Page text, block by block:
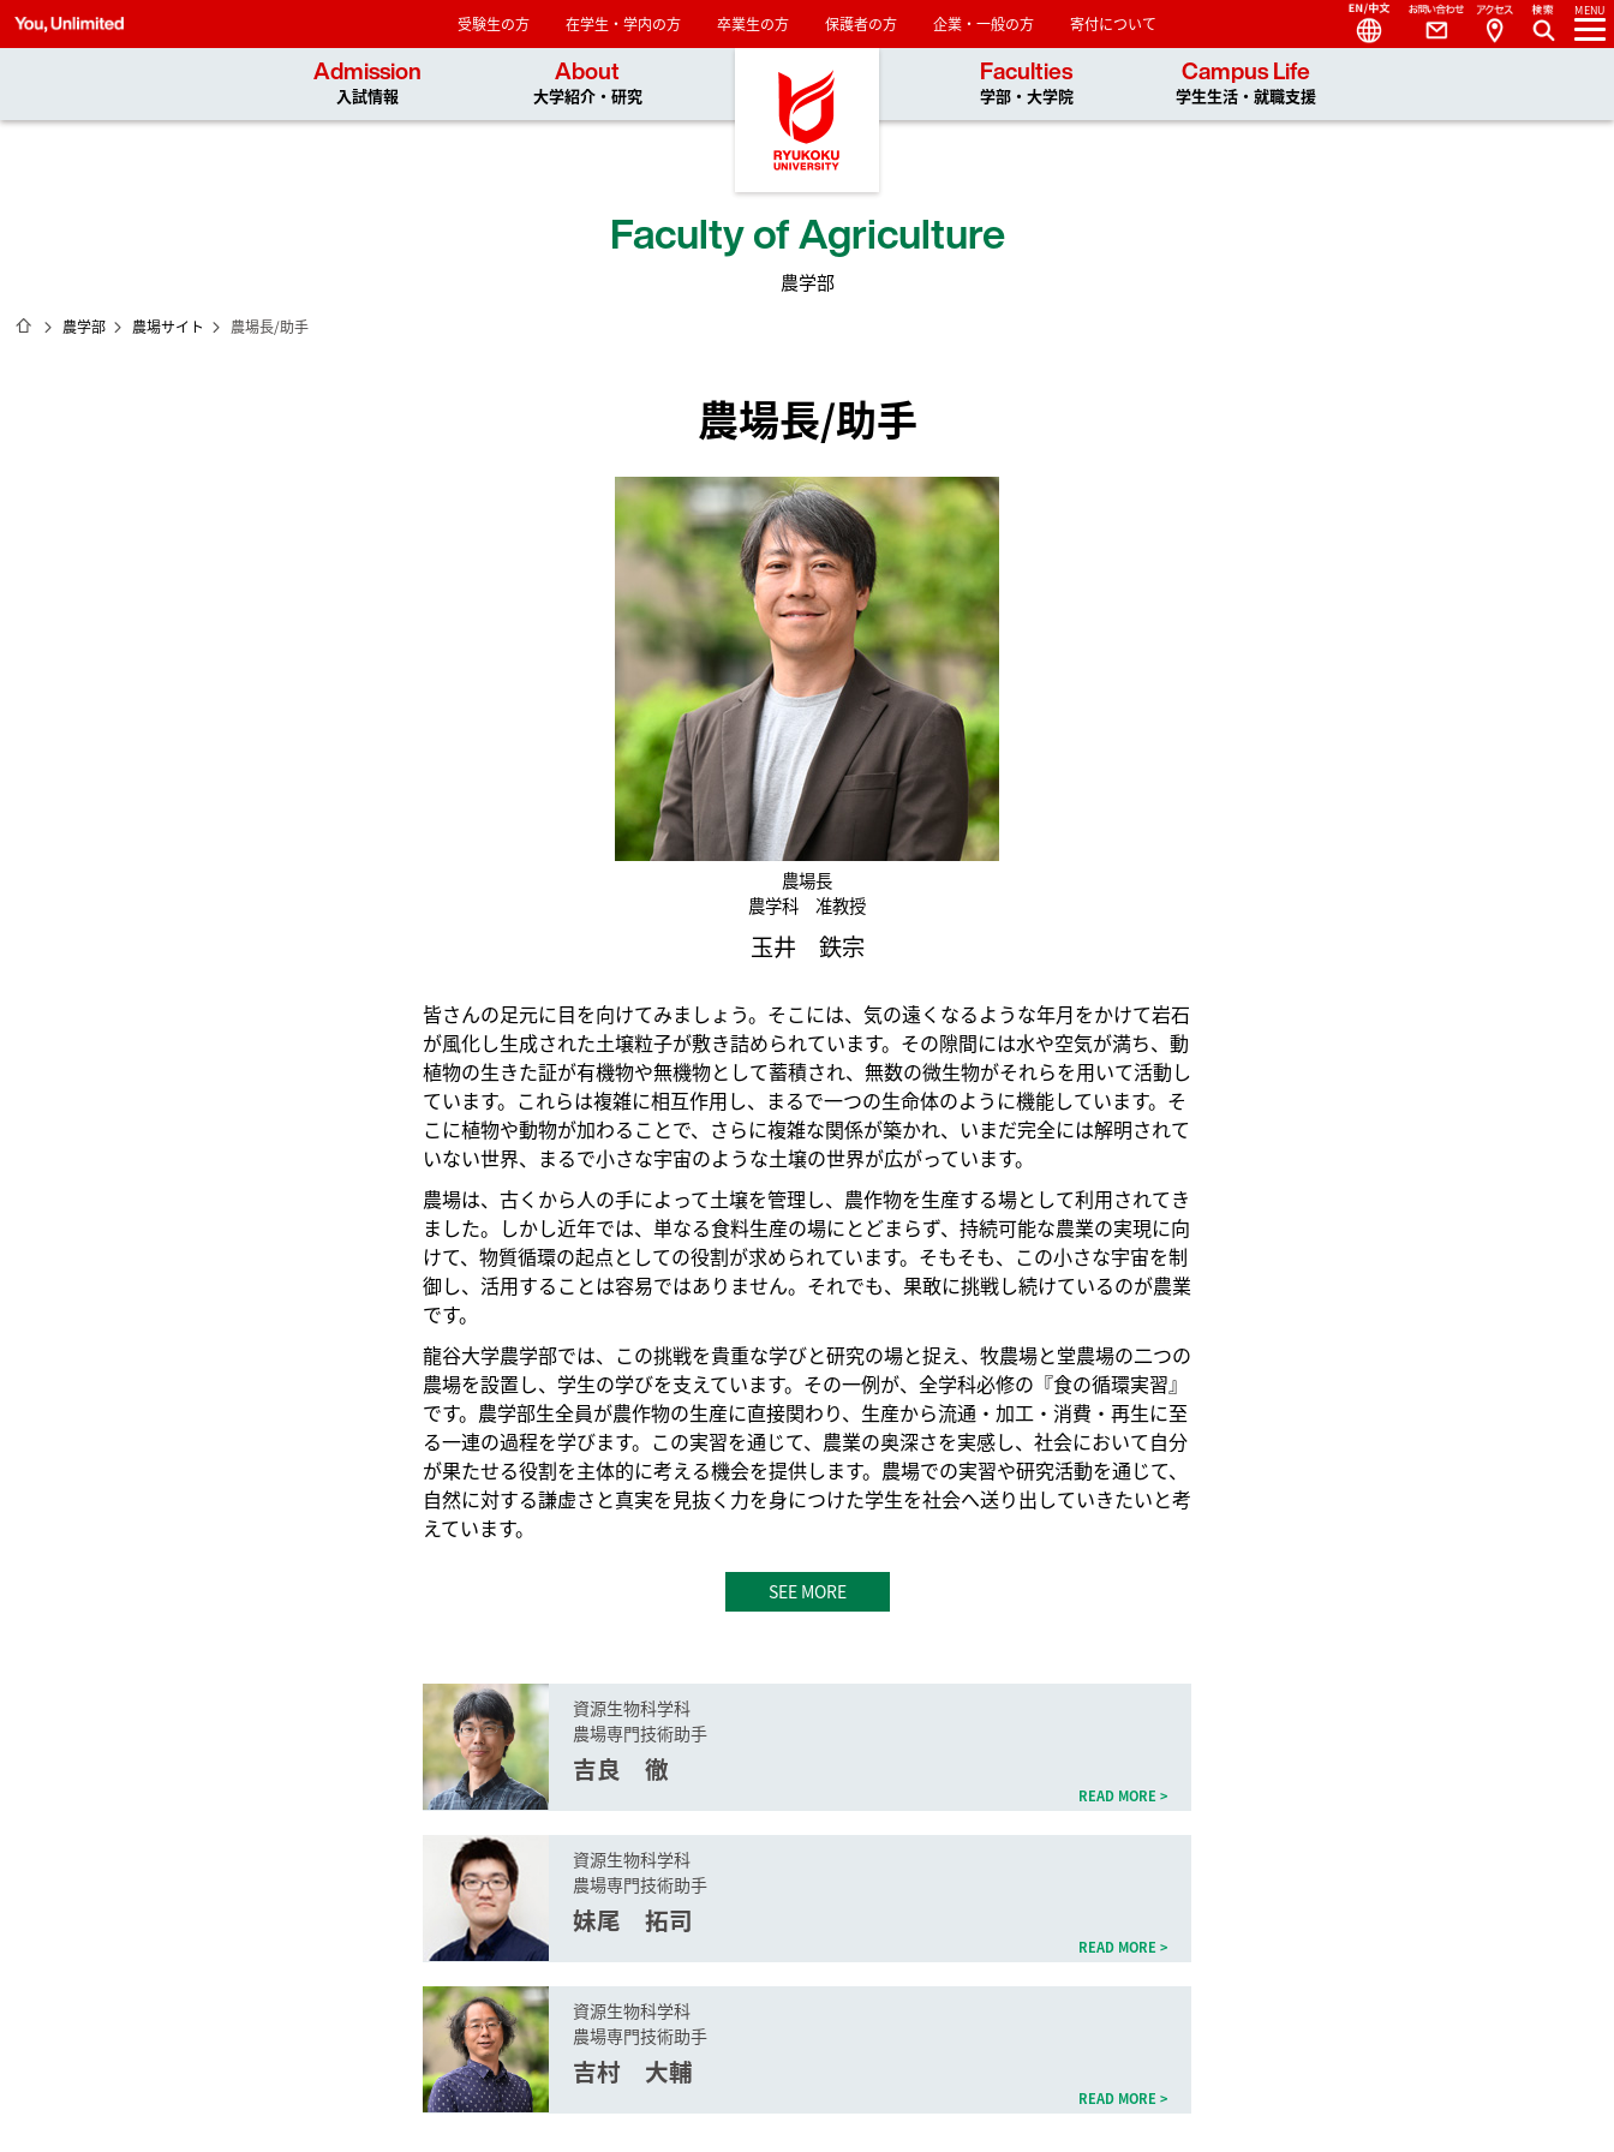
龍谷大学 You, Unlimited
受験生の方 在学生・学内の方 卒業生の方 保護者の方 企業・一般の方 寄付について
Admission
入試情報
About
大学紹介・研究
Faculties
学部・大学院
Campus Life
学生生活・就職支援
MENU
Access
Contact
Language
Faculty of Agriculture
農学部
ホーム
農学部 農場サイト 農場長/助手
農場長/助手
農場長
農学科 准教授
玉井 鉄宗
皆さんの足元に目を向けてみましょう。そこには、気の遠くなるような年月をかけて岩石
が風化し生成された土壌粒子が敷き詰められています。その隙間には水や空気が満ち、動
植物の生きた証が有機物や無機物として蓄積され、無数の微生物がそれらを用いて活動し
ています。これらは複雑に相互作用し、まるで一つの生命体のように機能しています。そ
こに植物や動物が加わることで、さらに複雑な関係が築かれ、いまだ完全には解明されて
いない世界、まるで小さな宇宙のような土壌の世界が広がっています。
農場は、古くから人の手によって土壌を管理し、農作物を生産する場として利用されてき
ました。しかし近年では、単なる食料生産の場にとどまらず、持続可能な農業の実現に向
けて、物質循環の起点としての役割が求められています。そもそも、この小さな宇宙を制
御し、活用することは容易ではありません。それでも、果敢に挑戦し続けているのが農業
です。
龍谷大学農学部では、この挑戦を貴重な学びと研究の場と捉え、牧農場と堂農場の二つの
農場を設置し、学生の学びを支えています。その一例が、全学科必修の『食の循環実習』
です。農学部生全員が農作物の生産に直接関わり、生産から流通・加工・消費・再生に至
る一連の過程を学びます。この実習を通じて、農業の奥深さを実感し、社会において自分
が果たせる役割を主体的に考える機会を提供します。農場での実習や研究活動を通じて、
自然に対する謙虚さと真実を見抜く力を身につけた学生を社会へ送り出していきたいと考
えています。
SEE MORE
資源生物科学科
農場専門技術助手
吉良 徹
READ MORE >
資源生物科学科
農場専門技術助手
妹尾 拓司
READ MORE >
資源生物科学科
農場専門技術助手
吉村 大輔
READ MORE >